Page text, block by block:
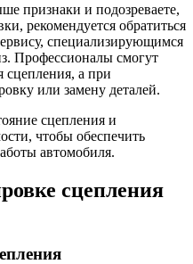
признаки и подозреваете,
рекомендуется обратиться
специализирующимся
Профессионалы смогут
сцепления, а при
или замену деталей.
сцепления и
чтобы обеспечить
автомобиля.
сцепления